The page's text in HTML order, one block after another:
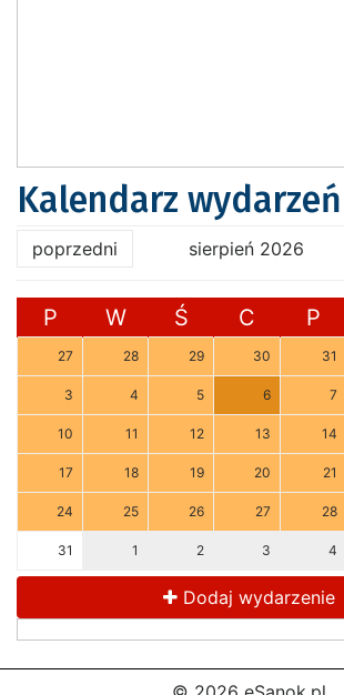
Kalendarz wydarzeń
poprzedni sierpień 2026
P W Ś C P
27 28 29 30 31
3 4 5 6 7
10 11 12 13 14
17 18 19 20 21
24 25 26 27 28
31 1 2 3 4
Dodaj wydarzenie